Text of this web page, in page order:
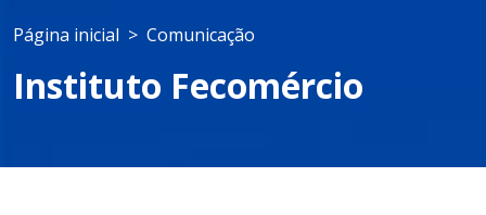
Página inicial Comunicação
Instituto Fecomércio